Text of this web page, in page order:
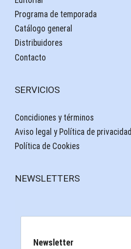
Programa de temporada
Catálogo general
Distribuidores
Contacto
SERVICIOS
Concidiones y términos
Aviso legal y Política de privacidad
Política de Cookies
NEWSLETTERS
Newsletter